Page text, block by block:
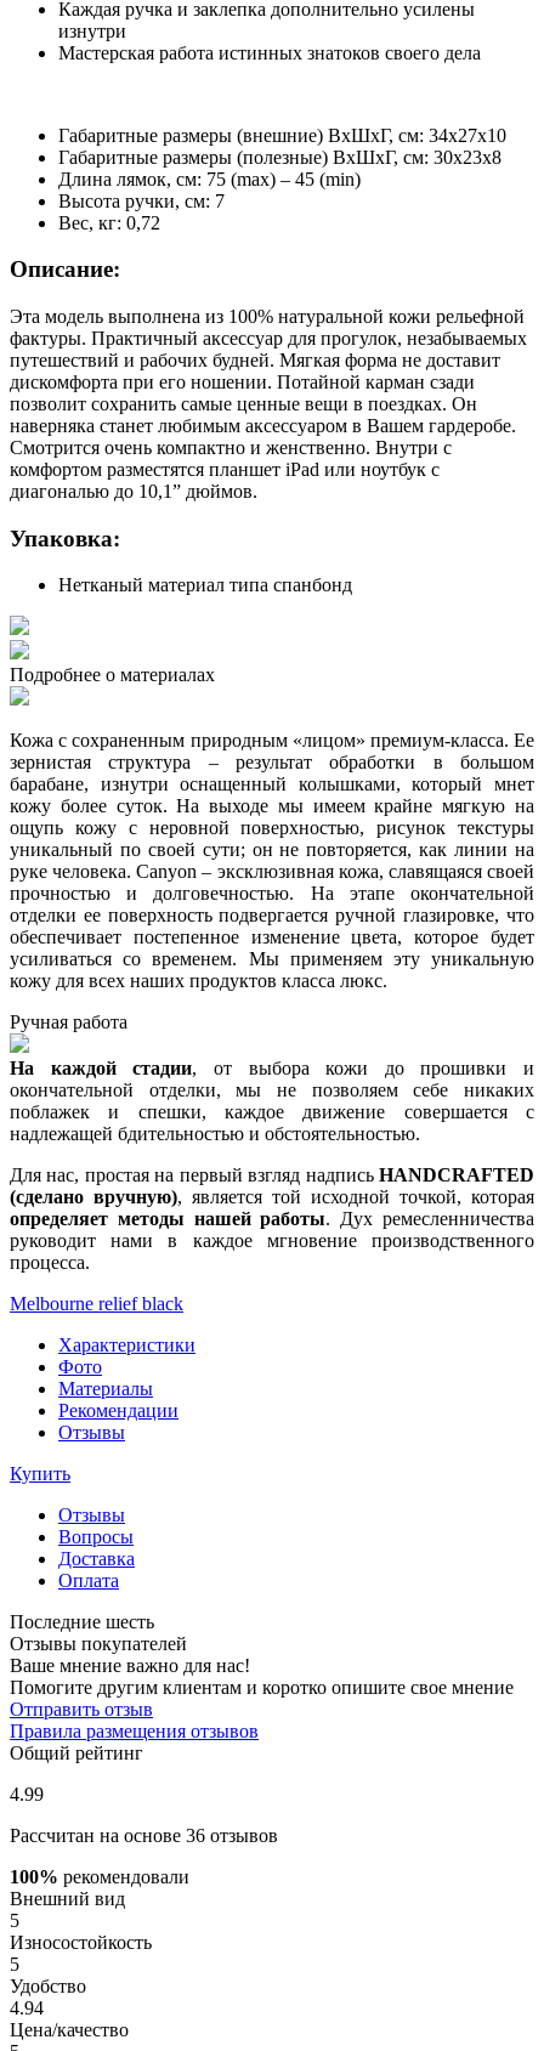
Каждая ручка и заклепка дополнительно усилены
изнутри
Мастерская работа истинных знатоков своего дела
Габаритные размеры (внешние) ВхШхГ, см: 34х27х10
Габаритные размеры (полезные) ВхШхГ, см: 30х23х8
Длина лямок, см: 75 (max) – 45 (min)
Высота ручки, см: 7
Вес, кг: 0,72
Описание:
Эта модель выполнена из 100% натуральной кожи рельефной
фактуры. Практичный аксессуар для прогулок, незабываемых
путешествий и рабочих будней. Мягкая форма не доставит
дискомфорта при его ношении. Потайной карман сзади
позволит сохранить самые ценные вещи в поездках. Он
наверняка станет любимым аксессуаром в Вашем гардеробе.
Смотрится очень компактно и женственно. Внутри с
комфортом разместятся планшет iPad или ноутбук с
диагональю до 10,1” дюймов.
Упаковка:
Нетканый материал типа спанбонд
Подробнее о материалах
Кожа с сохраненным природным «лицом» премиум-класса. Ее
зернистая структура – результат обработки в большом
барабане, изнутри оснащенный колышками, который мнет
кожу более суток. На выходе мы имеем крайне мягкую на
ощупь кожу с неровной поверхностью, рисунок текстуры
уникальный по своей сути; он не повторяется, как линии на
руке человека. Canyon – эксклюзивная кожа, славящаяся своей
прочностью и долговечностью. На этапе окончательной
отделки ее поверхность подвергается ручной глазировке, что
обеспечивает постепенное изменение цвета, которое будет
усиливаться со временем. Мы применяем эту уникальную
кожу для всех наших продуктов класса люкс.
Ручная работа
На каждой стадии, от выбора кожи до прошивки и
окончательной отделки, мы не позволяем себе никаких
поблажек и спешки, каждое движение совершается с
надлежащей бдительностью и обстоятельностью.
Для нас, простая на первый взгляд надпись HANDCRAFTED
(сделано вручную), является той исходной точкой, которая
определяет методы нашей работы. Дух ремесленничества
руководит нами в каждое мгновение производственного
процесса.
Melbourne relief black
Характеристики
Фото
Материалы
Рекомендации
Отзывы
Купить
Отзывы
Вопросы
Доставка
Оплата
Последние шесть
Отзывы покупателей
Ваше мнение важно для нас!
Помогите другим клиентам и коротко опишите свое мнение
Отправить отзыв
Правила размещения отзывов
Общий рейтинг
4.99
Рассчитан на основе 36 отзывов
100% рекомендовали
Внешний вид
5
Износостойкость
5
Удобство
4.94
Цена/качество